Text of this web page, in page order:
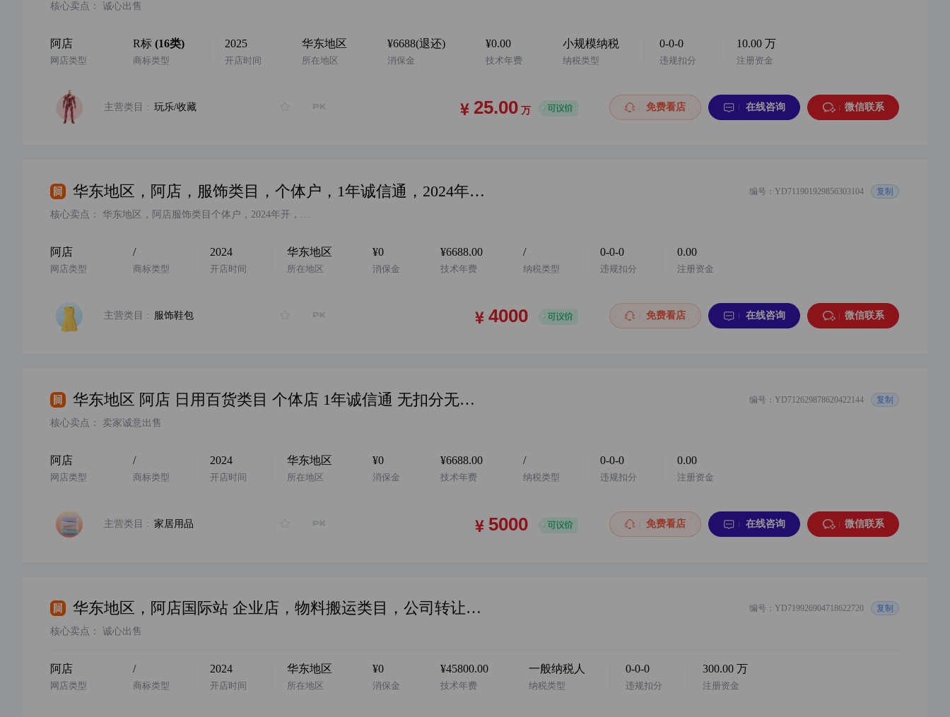
核心卖点： 诚心出售
阿店
网店类型
R标 (16类)
商标类型
2025
开店时间
华东地区
所在地区
¥6688(退还)
消保金
¥0.00
技术年费
小规模纳税
纳税类型
0-0-0
违规扣分
10.00 万
注册资金
主营类目 : 玩乐/收藏 万 免费看店 在线咨询 微信联系
编号：YD711901929856303104 复制
华东地区，阿店，服饰类目，个体户，1年诚信通，2024年开，卖家诚心出，欢迎咨询…
核心卖点： 华东地区，阿店服饰类目个体户，2024年开，卖家诚心出
阿店
网店类型
/
商标类型
2024
开店时间
华东地区
所在地区
¥0
消保金
¥6688.00
技术年费
/
纳税类型
0-0-0
违规扣分
0.00
注册资金
主营类目 : 服饰鞋包 免费看店 在线咨询 微信联系
编号：YD712629878620422144 复制
华东地区 阿店 日用百货类目 个体店 1年诚信通 无扣分无贷款 卖家诚意出售 价格美丽 欢迎咨询…
核心卖点： 卖家诚意出售
阿店
网店类型
/
商标类型
2024
开店时间
华东地区
所在地区
¥0
消保金
¥6688.00
技术年费
/
纳税类型
0-0-0
违规扣分
0.00
注册资金
主营类目 : 家居用品 免费看店 在线咨询 微信联系
编号：YD719926904718622720 复制
华东地区，阿店国际站 企业店，物料搬运类目，公司转让，无商标，价格美丽 诚心出售 欢迎咨询…
核心卖点： 诚心出售
阿店
网店类型
/
商标类型
2024
开店时间
华东地区
所在地区
¥0
消保金
¥45800.00
技术年费
一般纳税人
纳税类型
0-0-0
违规扣分
300.00 万
注册资金